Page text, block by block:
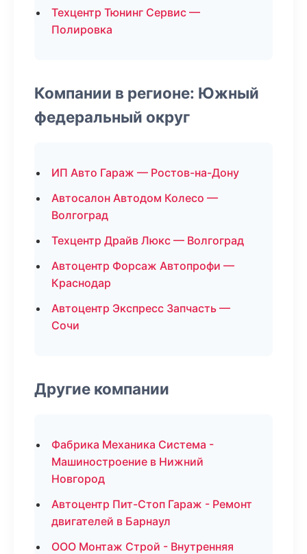
Техцентр Тюнинг Сервис —
Полировка
Компании в регионе: Южный
федеральный округ
ИП Авто Гараж — Ростов-на-Дону
Автосалон Автодом Колесо —
Волгоград
Техцентр Драйв Люкс — Волгоград
Автоцентр Форсаж Автопрофи —
Краснодар
Автоцентр Экспресс Запчасть —
Сочи
Другие компании
Фабрика Механика Система -
Машиностроение в Нижний
Новгород
Автоцентр Пит-Стоп Гараж - Ремонт
двигателей в Барнаул
ООО Монтаж Строй - Внутренняя